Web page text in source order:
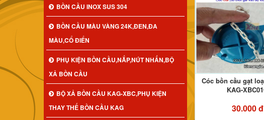
BỒN CẦU INOX SUS 304
BỒN CẦU MÀU VÀNG 24K,ĐEN,ĐA
MÀU,CỔ ĐIỂN
PHỤ KIỆN BỒN CẦU,NẮP,NÚT NHẤN,BỘ
XẢ BỒN CẦU
BỘ XẢ BỒN CẦU KAG-XBC,PHỤ KIỆN
THAY THẾ BỒN CẦU KAG
Cóc bồn cầu gạt
KAG-
30.000 đ